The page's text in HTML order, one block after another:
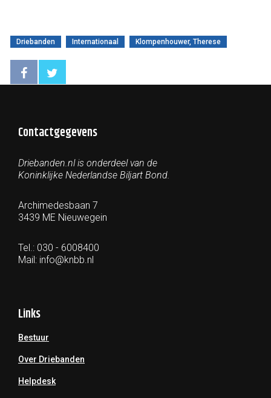
Driebanden Internationaal Klompenhouwer, Therese
Contactgegevens
Driebanden.nl is onderdeel van de
Koninklijke Nederlandse Biljart Bond.
Archimedesbaan 7
3439 ME Nieuwegein
Tel.: 030 - 6008400
Mail: info@knbb.nl
Links
Bestuur
Over Driebanden
Helpdesk